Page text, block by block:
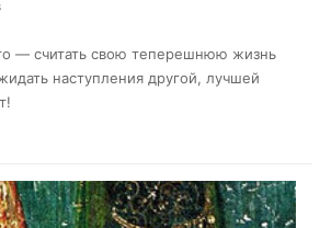
— считать свою теперешнюю жизнь
наступления другой, лучшей